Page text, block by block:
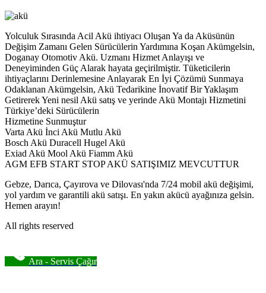
Yolculuk Sırasında Acil Akü ihtiyacı Oluşan Ya da Aküsünün
Değişim Zamanı Gelen Sürücülerin Yardımına Koşan Akümgelsin,
Doganay Otomotiv Akü. Uzmanı Hizmet Anlayışı ve
Deneyiminden Güç Alarak hayata geçirilmiştir. Tüketicilerin
ihtiyaçlarını Derinlemesine Anlayarak En İyi Çözümü Sunmaya
Odaklanan Akümgelsin, Akü Tedarikine İnovatif Bir Yaklaşım
Getirerek Yeni nesil Akü satış ve yerinde Akü Montajı Hizmetini
Türkiye’deki Sürücülerin
Hizmetine Sunmuştur
Varta Akü İnci Akü Mutlu Akü
Bosch Akü Duracell Hugel Akü
Exiad Akü Mool Akü Fiamm Akü
AGM EFB START STOP AKÜ SATIŞIMIZ MEVCUTTUR
Gebze, Darıca, Çayırova ve Dilovası'nda 7/24 mobil akü değişimi,
yol yardım ve garantili akü satışı. En yakın akücü ayağınıza gelsin.
Hemen arayın!
All rights reserved
Ara - Servis Çağır